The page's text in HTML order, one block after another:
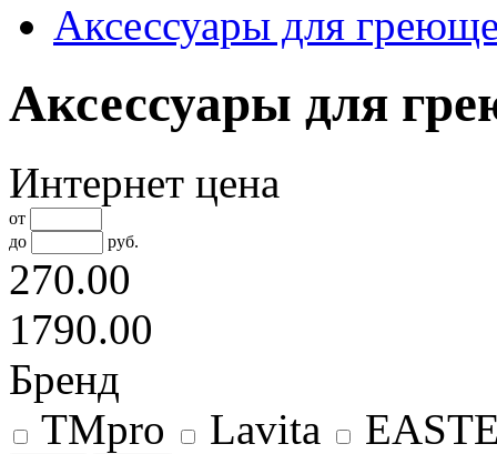
Аксессуары для
Аксессуары для
Интернет цена
от
до
руб.
270.00
1790.00
Бренд
TMpro
Lavita